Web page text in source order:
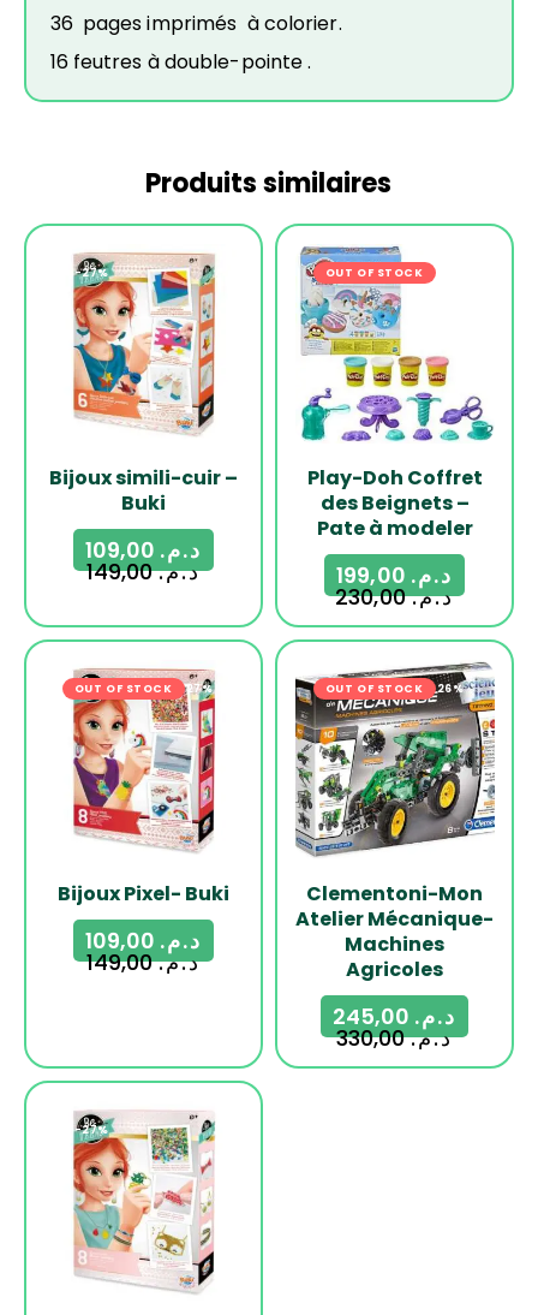
36 pages imprimés à colorier.
16 feutres à double-pointe .
Produits similaires
-27%
Bijoux simili-cuir –
Buki
د.م.149,00
د.م.
OUT OF STOCK -13%
Play-Doh Coffret
des Beignets –
Pate à modeler
د.م.230,00
د.م.
OUT OF STOCK -27%
Bijoux Pixel- Buki
د.م.149,00
د.م.
OUT OF STOCK -26%
Clementoni-Mon
Atelier Mécanique-
Machines
Agricoles
د.م.330,00
د.م.
-27%